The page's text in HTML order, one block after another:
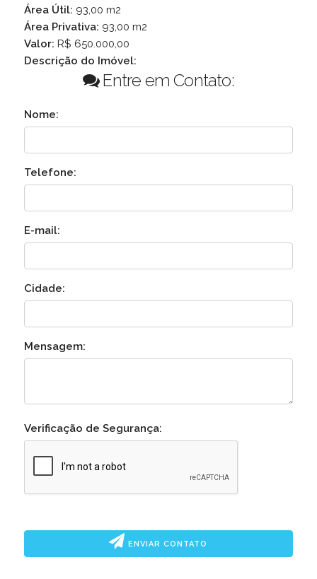
Área Útil: 93,00 m2
Área Privativa: 93,00 m2
Valor: R$ 650.000,00
Descrição do Imóvel:
Entre em Contato:
Nome:
Telefone:
E-mail:
Cidade:
Mensagem:
Verificação de Segurança:
ENVIAR CONTATO